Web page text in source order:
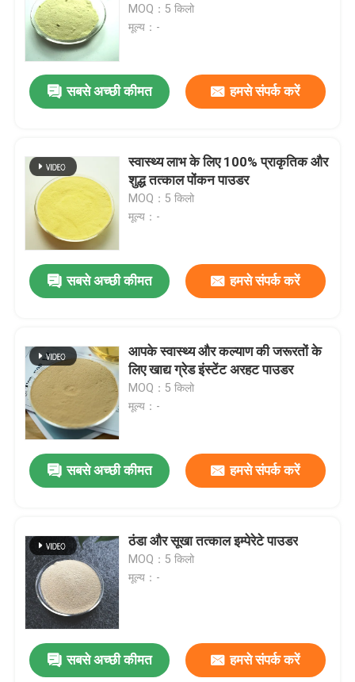
MOQ：5 किलो
मूल्य：-
सबसे अच्छी कीमत हमसे संपर्क करें
स्वास्थ्य लाभ के लिए 100% प्राकृतिक और
शुद्ध तत्काल पोंकन पाउडर
MOQ：5 किलो
मूल्य：-
सबसे अच्छी कीमत हमसे संपर्क करें
आपके स्वास्थ्य और कल्याण की जरूरतों के
लिए खाद्य ग्रेड इंस्टेंट अरहट पाउडर
MOQ：5 किलो
मूल्य：-
सबसे अच्छी कीमत हमसे संपर्क करें
ठंडा और सूखा तत्काल इम्पेरेटे पाउडर
MOQ：5 किलो
मूल्य：-
सबसे अच्छी कीमत हमसे संपर्क करें